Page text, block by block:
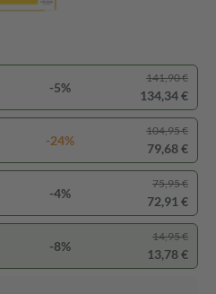
-5%
141,90 €
134,34 €
-24%
104,95 €
79,68 €
-4%
75,95 €
72,91 €
-8%
14,95 €
13,78 €